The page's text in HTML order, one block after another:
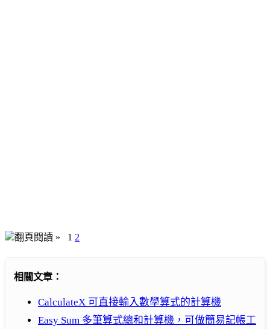
翻頁閱讀 » 1 2
相關文章：
CalculateX 可直接輸入數學算式的計算機
Easy Sum 多筆算式總和計算機，可做簡易記帳工